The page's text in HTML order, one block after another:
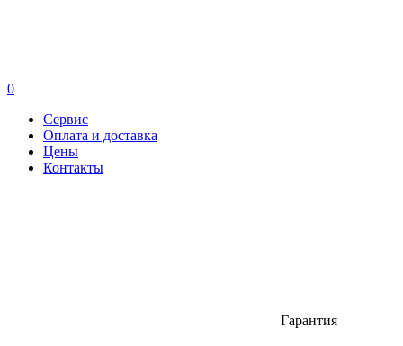
0
Сервис
Оплата и доставка
Цены
Контакты
Гарантия